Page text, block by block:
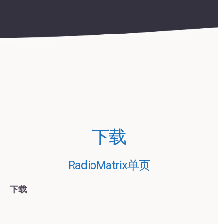
下载
RadioMatrix单页
下载